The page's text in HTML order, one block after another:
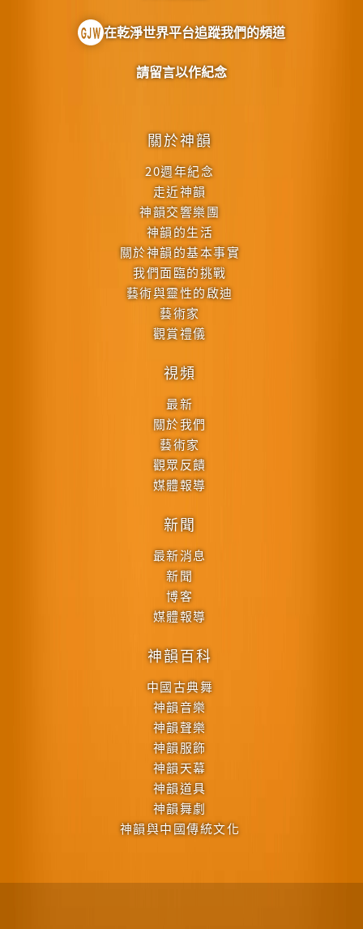
關於神韻
20週年紀念
走近神韻
神韻交響樂團
神韻的生活
關於神韻的基本事實
我們面臨的挑戰
藝術與靈性的啟迪
藝術家
觀賞禮儀
視頻
最新
關於我們
藝術家
觀眾反饋
媒體報導
新聞
最新消息
新聞
博客
媒體報導
神韻百科
中國古典舞
神韻音樂
神韻聲樂
神韻服飾
神韻天幕
神韻道具
神韻舞劇
神韻與中國傳統文化
在乾淨世界平台追蹤我們的頻道
請留言以作紀念